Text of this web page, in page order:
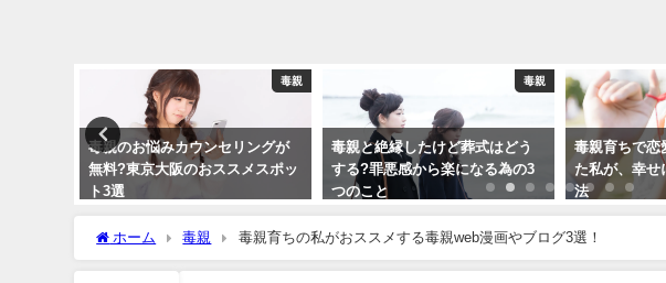
毒親
毒親のお悩みカウンセリングが
無料?東京大阪のおススメスポッ
ト3選
毒親
毒親と絶縁したけど葬式はどう
する?罪悪感から楽になる為の3
つのこと
毒親育ちで恋
た私が、幸せ
法
ホーム 毒親 毒親育ちの私がおススメする毒親web漫画やブログ3選！